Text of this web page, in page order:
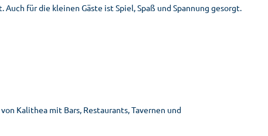
für die kleinen Gäste ist Spiel, Spaß und Spannung gesorgt.
Kalithea mit Bars, Restaurants, Tavernen und